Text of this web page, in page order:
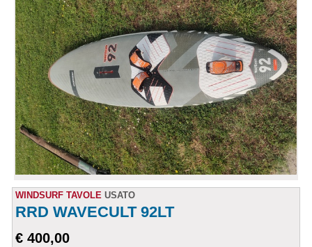
WINDSURF TAVOLE USATO
RRD WAVECULT 92LT
€ 400,00